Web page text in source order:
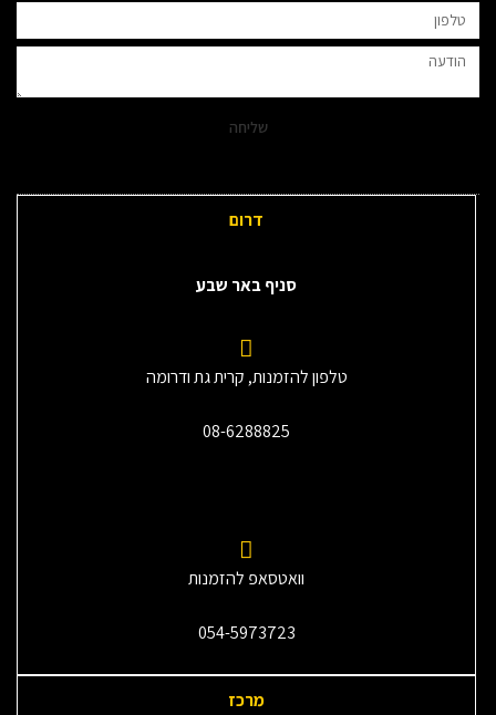
שליחה
דרום
סניף באר שבע
טלפון להזמנות, קרית גת ודרומה
08-6288825
וואטסאפ להזמנות
054-5973723
מרכז